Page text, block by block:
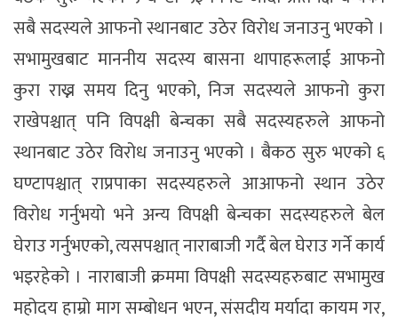
सबै सदस्यले आफनो स्थानबाट उठेर विरोध जनाउनु भएको ।
सभामुखबाट माननीय सदस्य बासना थापाहरूलाई आफनो
कुरा राख्न समय दिनु भएको, निज सदस्यले आफनो कुरा
राखेपश्चात् पनि विपक्षी बेन्चका सबै सदस्यहरुले आफनो
स्थानबाट उठेर विरोध जनाउनु भएको । बैकठ सुरु भएको ६
घण्टापश्चात् राप्रपाका सदस्यहरुले आआफनो स्थान उठेर
विरोध गर्नुभयो भने अन्य विपक्षी बेन्चका सदस्यहरुले बेल
घेराउ गर्नुभएको, त्यसपश्चात् नाराबाजी गर्दै बेल घेराउ गर्ने कार्य
भइरहेको । नाराबाजी क्रममा विपक्षी सदस्यहरुबाट सभामुख
महोदय हाम्रो माग सम्बोधन भएन, संसदीय मर्यादा कायम गर,